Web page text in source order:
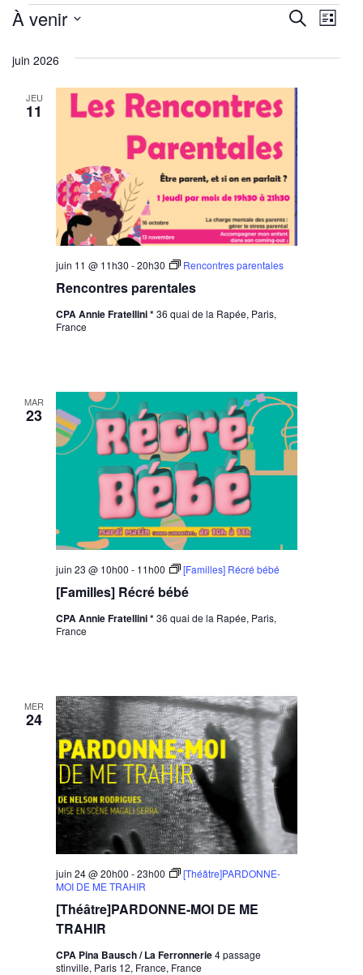
Évènements
et
de
vues
Recherche
Liste
À venir
une
juin 2026
JEU
11
Rencontres parentales
juin 11 @ 11h30 -20h30 Rencontres parentales
CPA Annie Fratellini *36 quai de la Rapée, Paris,
France
MAR
23
[Familles] Récré bébé
juin 23 @ 10h00 - 11h00 [Familles] Récré bébé
CPA Annie Fratellini *36 quai de la Rapée, Paris,
France
MER
24
[Théâtre]PARDONNE-MOI DE ME
TRAHIR
juin 24 @ 20h00 -23h00
[Théâtre]PARDONNE-
MOI DE ME TRAHIR
CPA Pina Bausch / La Ferronnerie4 passage
stinville, Paris 12, France, France